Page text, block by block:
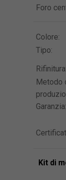
Foro
Colore:
Tipo:
Rifinitura:
Metodo
Garanzia:
Kit di